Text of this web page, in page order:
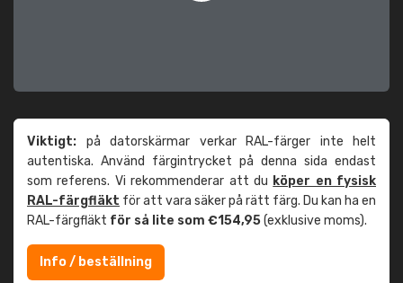
Viktigt: på datorskärmar verkar RAL-färger inte helt
autentiska. Använd färgintrycket på denna sida endast
som referens. Vi rekommenderar att du köper en fysisk
RAL-färgfläkt för att vara säker på rätt färg. Du kan ha en
RAL-färgfläkt för så lite som €154,95(exklusive moms).
Info / beställning